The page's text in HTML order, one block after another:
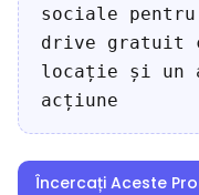
sociale
drive gratuit
locație și un
acțiune
Încercați Aceste